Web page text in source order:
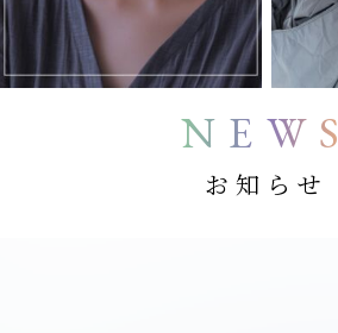
NEWS
お知らせ